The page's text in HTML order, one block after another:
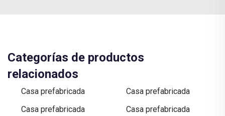
Categorías de productos
relacionados
Casa prefabricada
Casa prefabricada
Casa prefabricada
Casa prefabricada